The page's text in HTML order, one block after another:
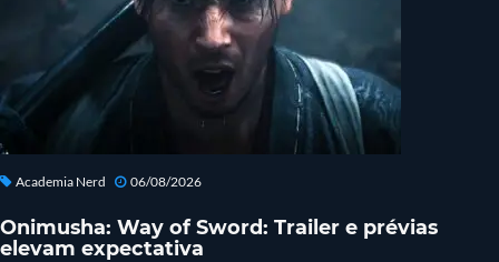
Academia Nerd 06/08/2026
Onimusha: Way of Sword: Trailer e prévias
elevam expectativa